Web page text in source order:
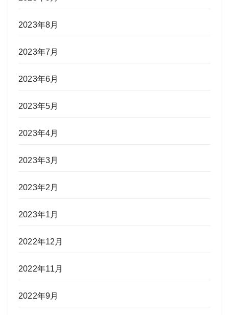
2023年8月
2023年7月
2023年6月
2023年5月
2023年4月
2023年3月
2023年2月
2023年1月
2022年12月
2022年11月
2022年9月